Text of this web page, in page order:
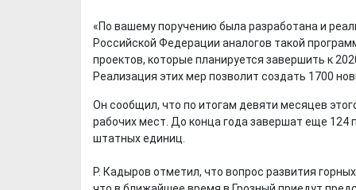
«По вашему поручению была разработана и
Российской Федерации аналогов такой
проектов, которые планируется завершить к
Реализация этих мер позволит создать 1700
Он сообщил, что по итогам девяти месяцев
рабочих мест. До конца года завершат еще 124
штатных единиц.
Р. Кадыров отметил, что вопрос развития